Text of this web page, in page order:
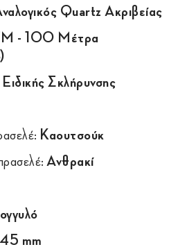
Quartz Ακριβείας
- 100 Μέτρα
Σκλήρυνσης
Καουτσούκ
Ανθρακί
45 mm